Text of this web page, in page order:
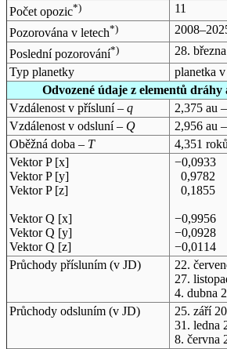
Počet opozic*)
11
Pozorována v letech*)
Poslední pozorování*)
28.
Typ planetky
planetka
Odvozené údaje z elementů dráhy
Vzdálenost v přísluní – q
2,375 au
Vzdálenost v odsluní – Q
2,956 au
Oběžná doba – T
4,351
Vektor P [x]
Vektor P [y]
Vektor P [z]
Vektor Q [x]
Vektor Q [y]
Vektor Q [z]
−0,0933
0,9782
0,1855
−0,9956
−0,0928
−0,0114
Průchody přísluním (v JD) 22.
27.
4. dubna
Průchody odsluním (v JD) 25. září
31. ledna
8. června